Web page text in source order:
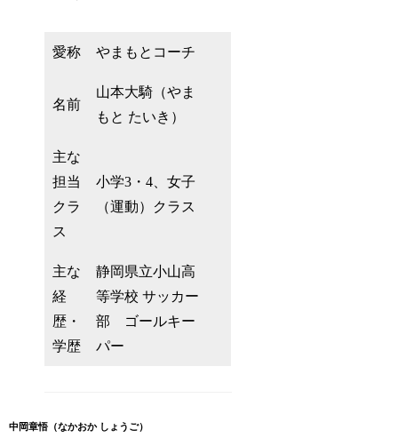
愛称 やまもとコーチ
名前
山本大騎（やま
もと たいき）
主な
担当
クラ
ス
小学3・4、女子
（運動）クラス
主な
経
歴・
学歴
静岡県立小山高
等学校 サッカー
部 ゴールキー
パー
中岡章悟（なかおか しょうご）